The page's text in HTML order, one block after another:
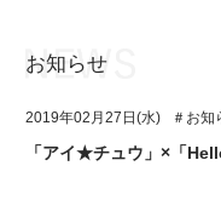
お知らせ
2019年02月27日(水) ＃お知
「アイ★チュウ」×「